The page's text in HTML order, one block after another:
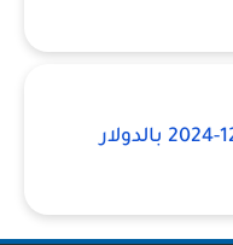
أسعار الذهب اليوم السبت 28-12-2024 بالدولار